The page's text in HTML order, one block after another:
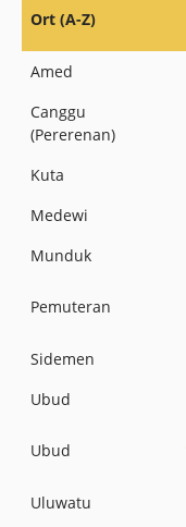
Ort (A-Z)
Amed
Canggu
(Pererenan)
Kuta
Medewi
Munduk
Pemuteran
Sidemen
Ubud
Ubud
Uluwatu